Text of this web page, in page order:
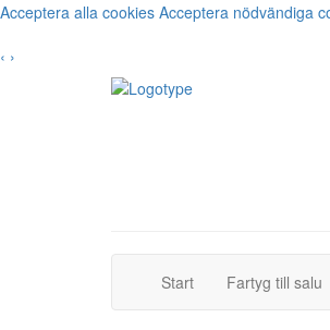
Acceptera alla cookies Acceptera nödvändiga
‹ ›
Start(current)Fartyg till salu